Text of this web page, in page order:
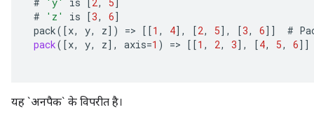
#
'z' is [3, 6]
pack( [x, y, z] ) => [[1 , 4] , [2, 5] , [3, 6]] #
pack( [x, y, z] , axis=1 ) => [[1 , 2, 3] , [4, 5, 6]]
यह `अनपैक` के विपरीत है।